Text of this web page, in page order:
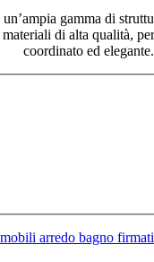
gamma di
di alta qualità,
coordinato ed elegante.